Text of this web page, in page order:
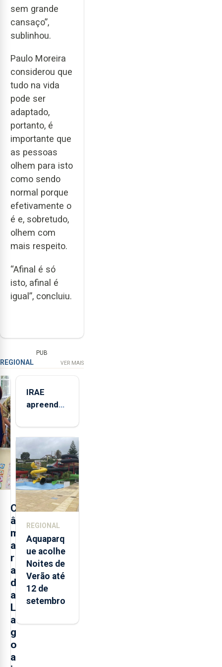
sem grande
cansaço”,
sublinhou.
Paulo Moreira
considerou que
tudo na vida
pode ser
adaptado,
portanto, é
importante que
as pessoas
olhem para isto
como sendo
normal porque
efetivamente o
é e, sobretudo,
olhem com
mais respeito.
“Afinal é só
isto, afinal é
igual”, concluiu.
PUB
REGIONAL VER MAIS
C
â
m
a
r
a
d
a
L
a
g
o
a
IRAE
apreendeu
toneladas
de
alimentos
entre
2021 e
2025 nos
Açores
REGIONAL
Aquaparq
ue acolhe
Noites de
Verão até
12 de
setembro